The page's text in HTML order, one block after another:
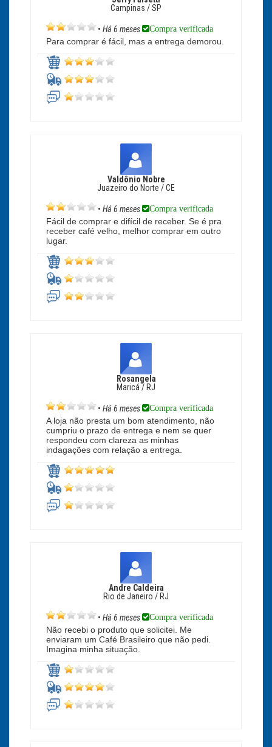
Campinas / SP
• Há 6 meses Compra verificada
Para comprar é fácil, mas a entrega demorou.
Valdônio Nobre
Juazeiro do Norte / CE
• Há 6 meses Compra verificada
Fácil de comprar e difícil de receber. Se é pra
receber café velho, melhor comprar em outro
lugar.
Rosangela
Maricá / RJ
• Há 6 meses Compra verificada
A loja não presta um bom atendimento, não
cumpriu o prazo de entrega e nem se quer
respondeu com clareza as minhas
indagações com relação a entrega.
Andre Caldeira
Rio de Janeiro / RJ
• Há 6 meses Compra verificada
Não recebi o produto que solicitei. Me
enviaram um Café Brasileiro que não pedi.
Imagina minha situação.